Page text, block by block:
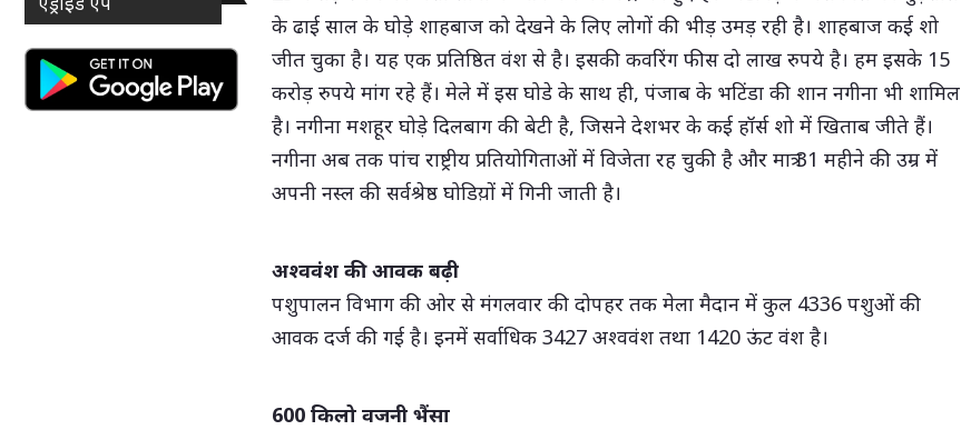
के ढाई साल के घोड़े शाहबाज को देखने के लिए लोगों की भीड़ उमड़ रही है। शाहबाज कई शो
जीत चुका है। यह एक प्रतिष्ठित वंश से है। इसकी कवरिंग फीस दो लाख रुपये है। हम इसके 15
करोड़ रुपये मांग रहे हैं। मेले में इस घोडे के साथ ही, पंजाब के भटिंडा की शान नगीना भी शामिल
है। नगीना मशहूर घोड़े दिलबाग की बेटी है, जिसने देशभर के कई हॉर्स शो में खिताब जीते हैं।
नगीना अब तक पांच राष्ट्रीय प्रतियोगिताओं में विजेता रह चुकी है और मात्र 31 महीने की उम्र में
अपनी नस्ल की सर्वश्रेष्ठ घोडिय़ों में गिनी जाती है।
अश्ववंश की आवक बढ़ी
पशुपालन विभाग की ओर से मंगलवार की दोपहर तक मेला मैदान में कुल 4336 पशुओं की
आवक दर्ज की गई है। इनमें सर्वाधिक 3427 अश्ववंश तथा 1420 ऊंट वंश है।
600 किलो वजनी भैंसा